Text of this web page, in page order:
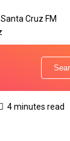
4 minutes read